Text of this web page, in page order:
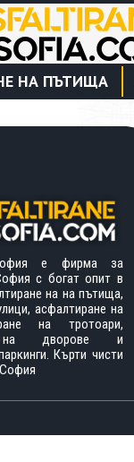
НА ПЪТИЩА
е фирма за
с богат опит в
на на пътища,
асфалтиране на
на тротоари,
на дворове и
Кърти чисти